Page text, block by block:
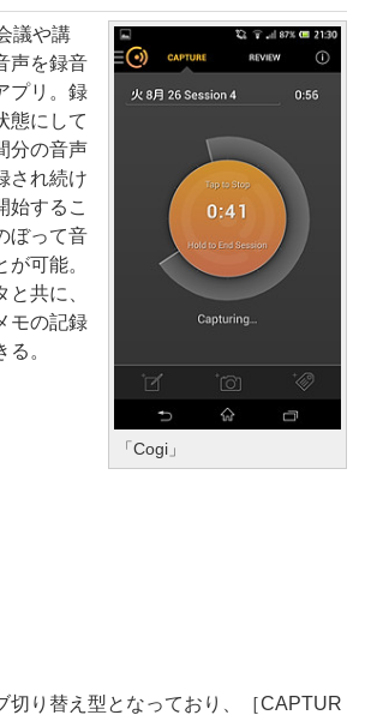
「Cogi」
議や講
声を録音
プリ。録
態にして
分の音声
され続け
始するこ
ぼって音
可能。
と共に、
モの記録
。
り替え型となっており、［CAPTUR